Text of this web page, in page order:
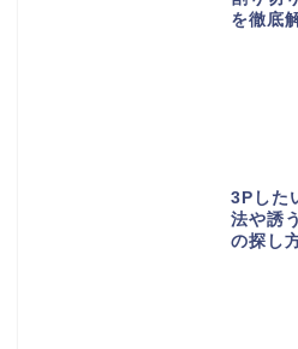
を徹底
3Pした
法や誘
の探し